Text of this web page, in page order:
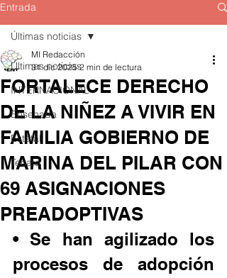
Entrada
Últimas noticias
INTERNACIONAL
Ensenada
Estatal
Tecate
Últimas noticias
FORTALECE DERECHO
DE LA NIÑEZ A VIVIR EN
FAMILIA GOBIERNO DE
MARINA DEL PILAR CON
69 ASIGNACIONES
PREADOPTIVAS
MI Redacción
31 dic 2025 2 min de lectura
• Se han agilizado los
procesos de adopción